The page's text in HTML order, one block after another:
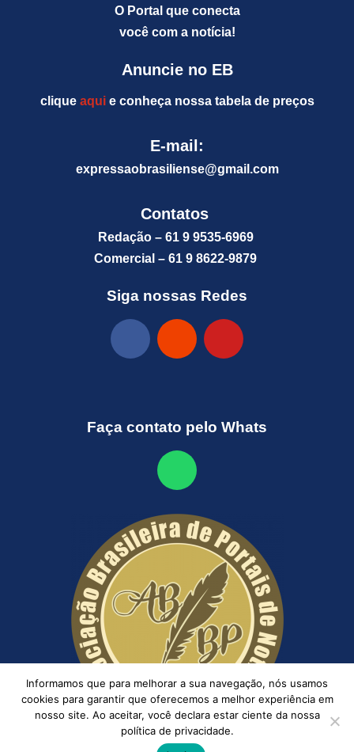
O Portal que conecta
você com a notícia!
Anuncie no EB
clique aquie conheça nossa tabela de preços
E-mail:
expressaobrasiliense@gmail.com
Contatos
Redação – 61 9 9535-6969
Comercial – 61 9 8622-9879
Siga nossas Redes
Faça contato pelo Whats
Informamos que para melhorar a sua navegação, nós usamos
cookies para garantir que oferecemos a melhor experiência em
nosso site. Ao aceitar, você declara estar ciente da nossa
política de privacidade.